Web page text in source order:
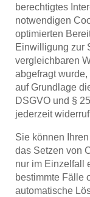
berechtigtes
notwendigen
optimierten
Einwilligung zur
vergleichbaren
abgefragt
auf Grundlage
DSGVO und §
jederzeit
Sie können
das Setzen von
nur im Einzelfall
bestimmte Fälle
automatische